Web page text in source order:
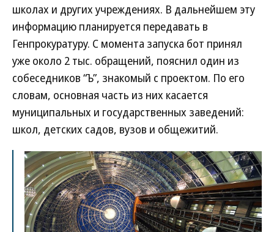
школах и других учреждениях. В дальнейшем эту
информацию планируется передавать в
Генпрокуратуру. С момента запуска бот принял
уже около 2 тыс. обращений, пояснил один из
собеседников “Ъ”, знакомый с проектом. По его
словам, основная часть из них касается
муниципальных и государственных заведений:
школ, детских садов, вузов и общежитий.